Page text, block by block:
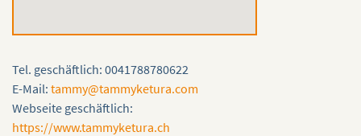
Tel. geschäftlich: 0041788780622
E-Mail: tammy@tammyketura.com
Webseite geschäftlich:
https://www.tammyketura.ch